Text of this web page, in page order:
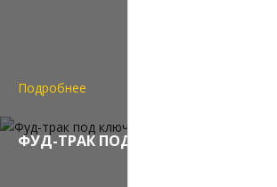
Подробнее
ФУД-ТРАК ПОД КЛЮЧ